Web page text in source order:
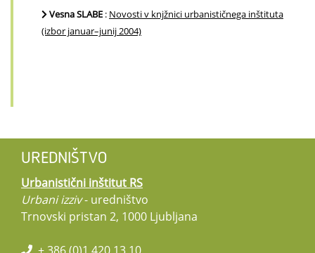
Vesna SLABE : Novosti v knjžnici urbanističnega inštituta
(izbor januar–junij 2004)
UREDNIŠTVO
Urbanistični inštitut RS
Urbani izziv- uredništvo
Trnovski pristan 2, 1000 Ljubljana